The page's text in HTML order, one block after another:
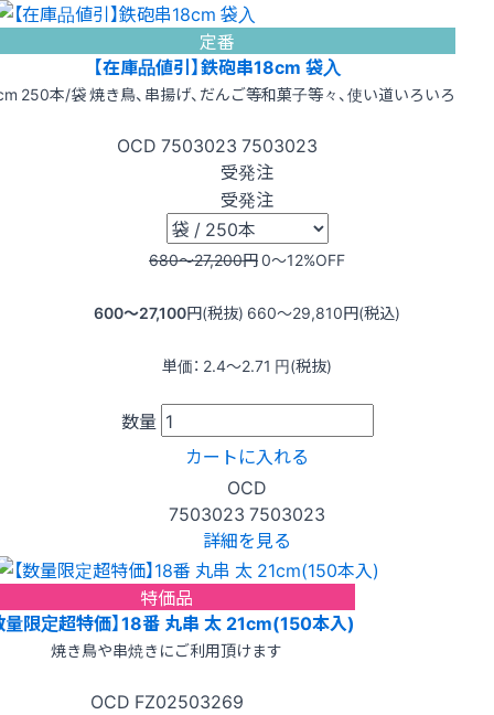
定番
【在庫品値引】鉄砲串18cm 袋入
250本/袋 焼き鳥、串揚げ、だんご等和菓子等々、使い道いろいろ
OCD 7503023 7503023
受発注
受発注
680〜27,200円0〜12%OFF
600〜27,100円(税抜) 660〜29,810円(税込)
単価： 2.4〜2.71 円(税抜)
数量
カートに入れる
OCD
7503023 7503023
詳細を見る
特価品
量限定超特価】18番 丸串 太 21cm(150本入)
焼き鳥や串焼きにご利用頂けます
OCD FZ02503269